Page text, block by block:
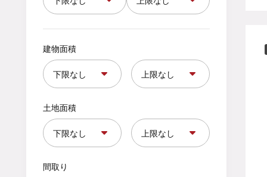
建物面積
土地面積
間取り